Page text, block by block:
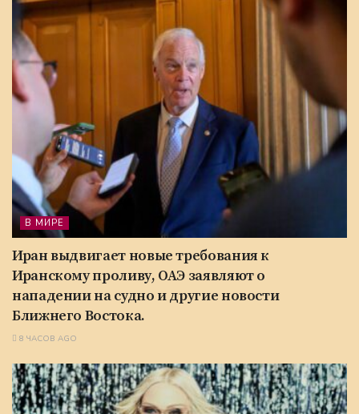
В МИРЕ
Иран выдвигает новые требования к
Иранскому проливу, ОАЭ заявляют о
нападении на судно и другие новости
Ближнего Востока.
8 ЧАСОВ AGO